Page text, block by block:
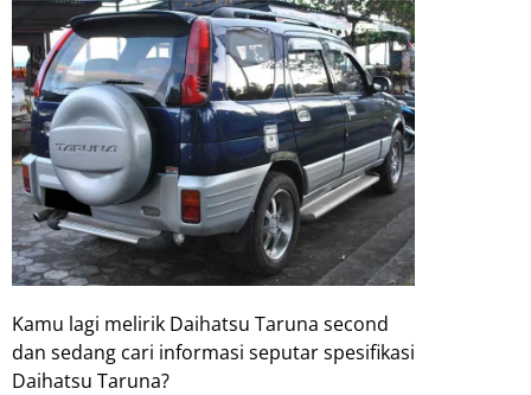
Kamu lagi melirik Daihatsu Taruna second
dan sedang cari informasi seputar spesifikasi
Daihatsu Taruna?